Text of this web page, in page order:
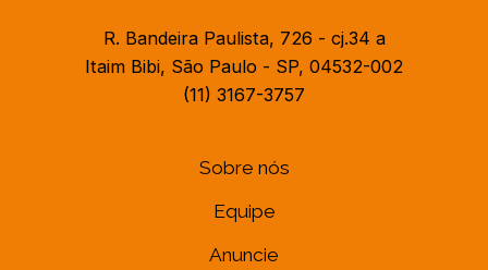
R. Bandeira Paulista, 726 - cj.34 a
Itaim Bibi, São Paulo - SP, 04532-002
(11) 3167-3757
Sobre nós
Equipe
Anuncie